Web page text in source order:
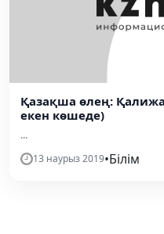
Қазақша өлең:
екен көшеде)
...
13 наурыз 2019•Білім